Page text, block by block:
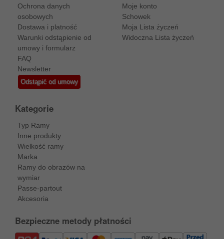
Ochrona danych
osobowych
Dostawa i platność
Warunki odstąpienie od
umowy i formularz
FAQ
Newsletter
Odstąpić od umowy
Moje konto
Schowek
Moja Lista życzeń
Widoczna Lista życzeń
Kategorie
Typ Ramy
Inne produkty
Wielkość ramy
Marka
Ramy do obrazów na
wymiar
Passe-partout
Akcesoria
Bezpieczne metody płatności